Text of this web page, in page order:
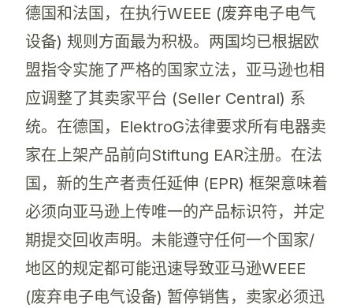
德国和法国，在执行WEEE (废弃电子电气
设备) 规则方面最为积极。两国均已根据欧
盟指令实施了严格的国家立法，亚马逊也相
应调整了其卖家平台 (Seller Central) 系
统。在德国，ElektroG法律要求所有电器卖
家在上架产品前向Stiftung EAR注册。在法
国，新的生产者责任延伸 (EPR) 框架意味着
必须向亚马逊上传唯一的产品标识符，并定
期提交回收声明。未能遵守任何一个国家/
地区的规定都可能迅速导致亚马逊WEEE
(废弃电子电气设备) 暂停销售，卖家必须迅